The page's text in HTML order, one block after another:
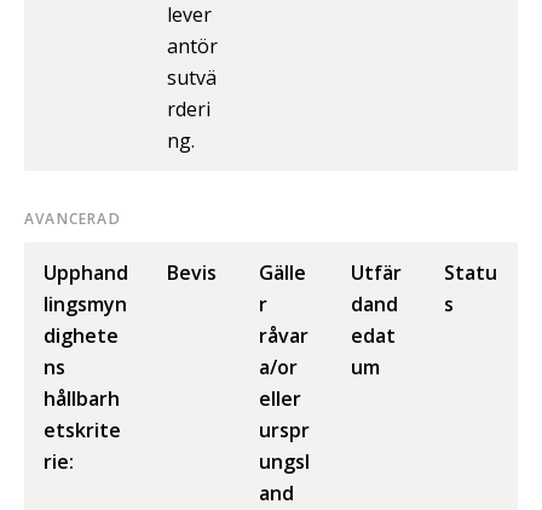
lever
antör
sutvä
rderi
ng.
AVANCERAD
Upphand
lingsmyn
dighete
ns
hållbarh
etskrite
rie:
Bevis
Gälle
r
råvar
a/or
eller
urspr
ungsl
and
Utfär
dand
edat
um
Statu
s